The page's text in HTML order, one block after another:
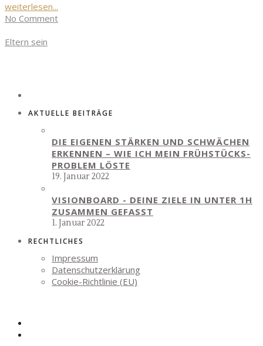
weiterlesen...
No Comment
Eltern sein
AKTUELLE BEITRÄGE
DIE EIGENEN STÄRKEN UND SCHWÄCHEN
ERKENNEN – WIE ICH MEIN FRÜHSTÜCKS-
PROBLEM LÖSTE
19. Januar 2022
VISIONBOARD - DEINE ZIELE IN UNTER 1H
ZUSAMMEN GEFASST
1. Januar 2022
RECHTLICHES
Impressum
Datenschutzerklärung
Cookie-Richtlinie (EU)